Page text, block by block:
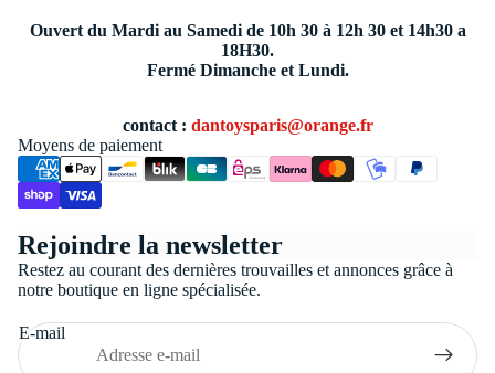
Ouvert du Mardi au Samedi de 10h 30 à 12h 30 et 14h30 a
18H30.
Fermé Dimanche et Lundi.
contact : dantoysparis@orange.fr
Moyens de paiement
Rejoindre la newsletter
Restez au courant des dernières trouvailles et annonces grâce à
notre boutique en ligne spécialisée.
E-mail
Conditions générales de vente
Coordonnées
Politique d’expédition